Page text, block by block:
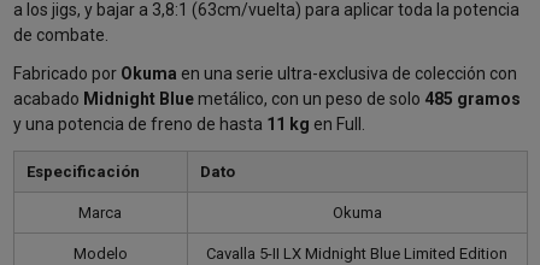
a los jigs, y bajar a 3,8:1 (63cm/vuelta) para aplicar toda la potencia
de combate.
Fabricado por Okuma en una serie ultra-exclusiva de colección con
acabado Midnight Bluemetálico, con un peso de solo 485 gramos
y una potencia de freno de hasta 11 kg en Full.
Especificación Dato
Marca Okuma
Modelo Cavalla 5-II LX Midnight Blue Limited Edition